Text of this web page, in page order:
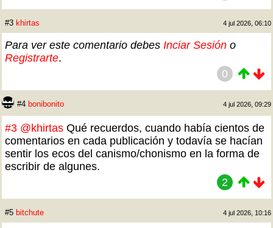
#3 khirtas 4 jul 2026, 06:10
Para ver este comentario debes Inciar Sesión o
Registrarte.
0
#4 bonibonito 4 jul 2026, 09:29
#3 @khirtas Qué recuerdos, cuando había cientos de
comentarios en cada publicación y todavía se hacían
sentir los ecos del canismo/chonismo en la forma de
escribir de algunes.
2
#5 bitchute 4 jul 2026, 10:16